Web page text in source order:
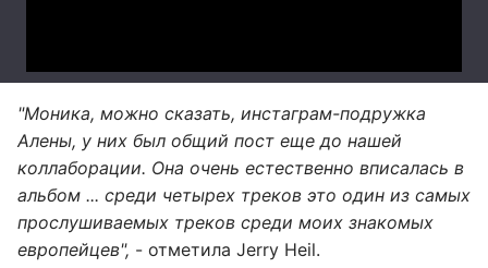
"Моника, можно сказать, инстаграм-подружка
Алены, у них был общий пост еще до нашей
коллаборации. Она очень естественно вписалась в
альбом ... среди четырех треков это один из самых
прослушиваемых треков среди моих знакомых
европейцев", - отметила Jerry Heil.